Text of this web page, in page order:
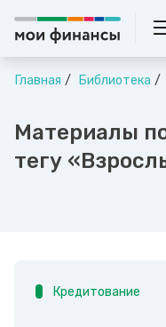
Главная Библиотека
Материалы
тегу
Кредитование